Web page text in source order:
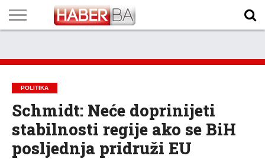
TECH
PROGRAM
PROGNOZA
PUTEVIMA
LISTA
NAMA
POLITIKA
Schmidt: Neće doprinijeti
stabilnosti regije ako se BiH
posljednja pridruži EU